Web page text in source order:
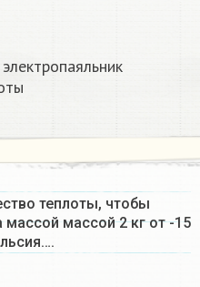
теплоты, чтобы
массой массой 2 кг от -15